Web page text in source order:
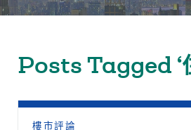
Posts Tagged ‘
樓市評論